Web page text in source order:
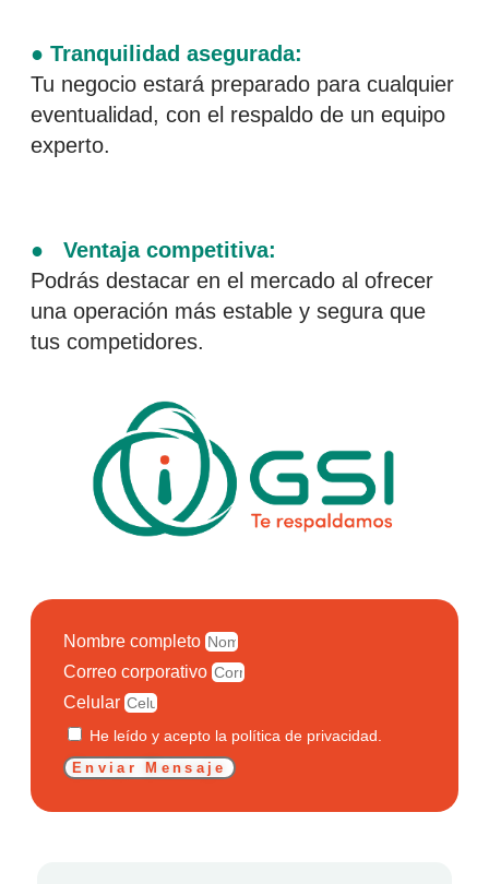
● Tranquilidad asegurada:
Tu negocio estará preparado para cualquier
eventualidad, con el respaldo de un equipo
experto.
● Ventaja competitiva:
Podrás destacar en el mercado al ofrecer
una operación más estable y segura que
tus competidores.
Nombre completo
Correo corporativo
Celular
He leído y acepto la política de privacidad.
Enviar Mensaje